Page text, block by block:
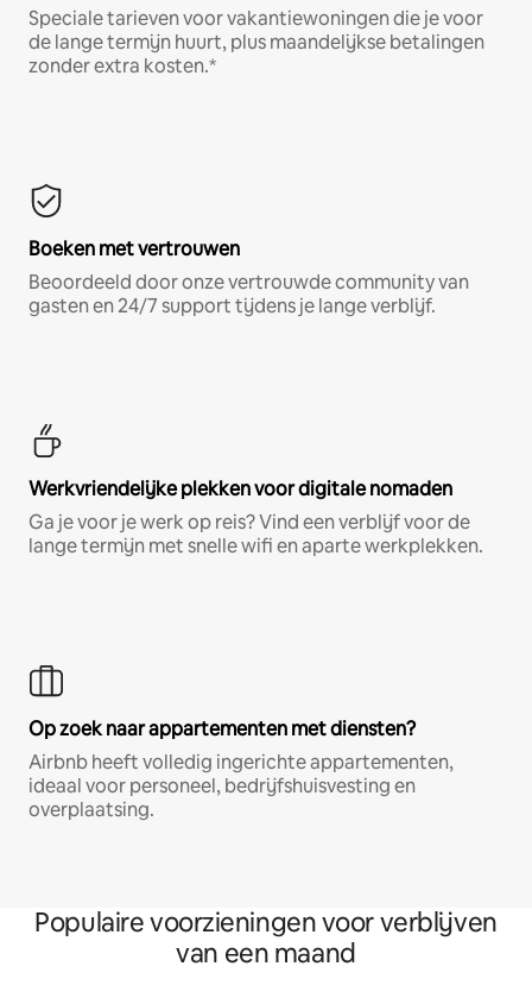
Speciale tarieven voor vakantiewoningen die je voor
de lange termijn huurt, plus maandelijkse betalingen
zonder extra kosten.*
Boeken met vertrouwen
Beoordeeld door onze vertrouwde community van
gasten en 24/7 support tijdens je lange verblijf.
Werkvriendelijke plekken voor digitale nomaden
Ga je voor je werk op reis? Vind een verblijf voor de
lange termijn met snelle wifi en aparte werkplekken.
Op zoek naar appartementen met diensten?
Airbnb heeft volledig ingerichte appartementen,
ideaal voor personeel, bedrijfshuisvesting en
overplaatsing.
Populaire voorzieningen voor verblijven
van een maand